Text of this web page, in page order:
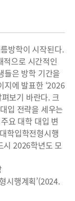
방학이 시작된다.
적으로 시간적인
들은 방학 기간을
지에 발표한 ‘2026
보기 바란다. 크
입 전략을 세우는
요 대학 대입 변
학입학전형시행
시 2026학년도 모
시행계획’(2024.